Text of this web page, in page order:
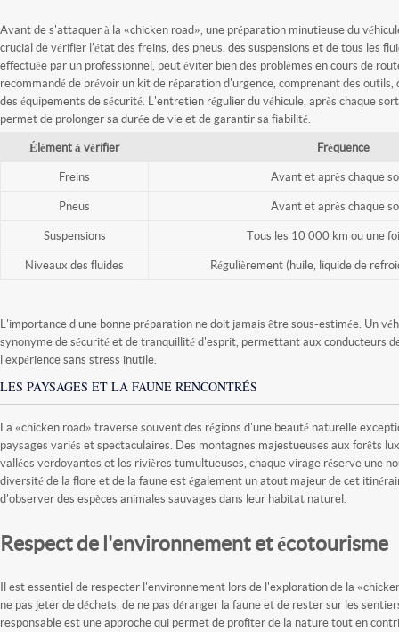
Avant de s'attaquer à la «chicken road», une préparation minutieuse du
crucial de vérifier l'état des freins, des pneus, des suspensions et de tous les
effectuée par un professionnel, peut éviter bien des problèmes en cours de
recommandé de prévoir un kit de réparation d'urgence, comprenant des outils,
des équipements de sécurité. L'entretien régulier du véhicule, après chaque
permet de prolonger sa durée de vie et de garantir sa fiabilité.
Élément à vérifier
Fréquence
Freins Avant et après chaque
Pneus Avant et après chaque
Suspensions Tous les 10 000 km ou une
Niveaux des fluides Régulièrement (huile, liquide de
L'importance d'une bonne préparation ne doit jamais être sous-estimée. Un
synonyme de sécurité et de tranquillité d'esprit, permettant aux conducteurs
l'expérience sans stress inutile.
LES PAYSAGES ET LA FAUNE RENCONTRÉS
La «chicken road» traverse souvent des régions d'une beauté naturelle
paysages variés et spectaculaires. Des montagnes majestueuses aux forêts
vallées verdoyantes et les rivières tumultueuses, chaque virage réserve une
diversité de la flore et de la faune est également un atout majeur de cet
d'observer des espèces animales sauvages dans leur habitat naturel.
Respect de l'environnement et écotourisme
Il est essentiel de respecter l'environnement lors de l'exploration de la
ne pas jeter de déchets, de ne pas déranger la faune et de rester sur les
responsable est une approche qui permet de profiter de la nature tout en